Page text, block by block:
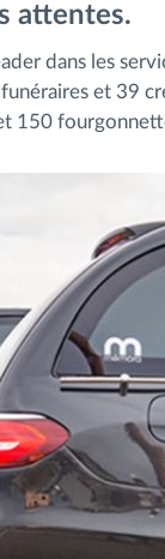
attentes.
dans les
et 39
150